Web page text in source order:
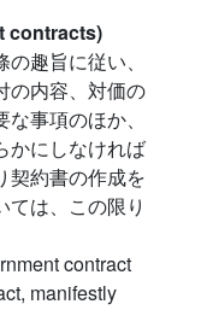
contracts)
趣旨に従い、
の内容、対価の
事項のほか、
かにしなければ
契約書の作成を
は、この限り
contract
manifestly